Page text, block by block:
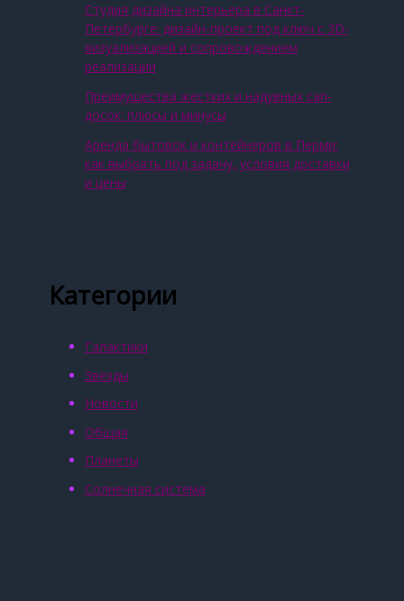
Студия дизайна интерьера в Санкт-
Петербурге: дизайн-проект под ключ с 3D-
визуализацией и сопровождением
реализации
Преимущества жестких и надувных сап-
досок: плюсы и минусы
Аренда бытовок и контейнеров в Перми:
как выбрать под задачу, условия доставки
и цены
Категории
Галактики
Звёзды
Новости
Общая
Планеты
Солнечная система